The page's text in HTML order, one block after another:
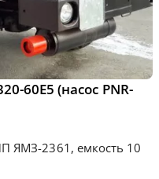
60Е5 (насос PNR-
ЯМЗ-2361, емкость 10